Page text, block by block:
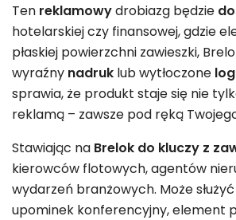
Ten reklamowydrobiazg będzie
hotelarskiej czy finansowej, gdzie
płaskiej powierzchni zawieszki,
wyraźny nadruk lub wytłoczone
sprawia, że produkt staje się nie
reklamą – zawsze pod ręką
Stawiając na Brelok do kluczy z
kierowców flotowych, agentów
wydarzeń branżowych. Może
upominek konferencyjny, element